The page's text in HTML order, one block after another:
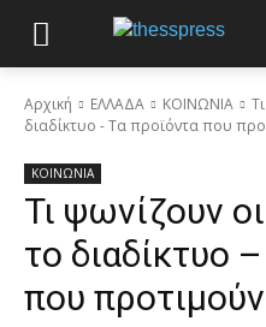
Αρχική ΕΛΛΑΔΑ ΚΟΙΝΩΝΙΑ
διαδίκτυο - Τα προϊόντα που
ΚΟΙΝΩΝΙΑ
Τι ψωνίζουν
το διαδίκτυο
που προτιμούν